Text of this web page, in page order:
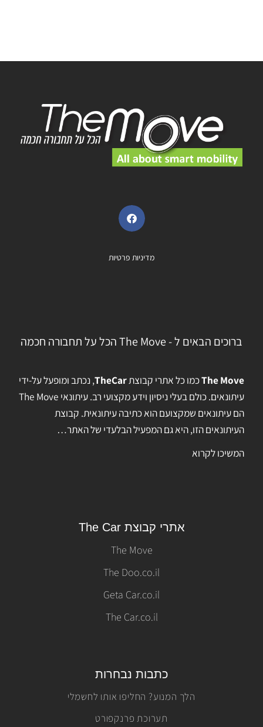
מדיניות פרטיות
ברוכים הבאים ל - The Move הכל על תחבורה חכמה
The Moveכמו כל אתרי קבוצתTheCar, נכתב ומופעל על-ידי
עיתונאים. כולם בעלי ניסיון וידע מקצועי רב. עיתונאי The Move
הם עיתונאים שמקצועם הוא כתיבה עיתונאית. קבוצת
העיתונאים הזו, היא גם המפעיל הבלעדי של האתר…
המשיכו לקרוא
אתרי קבוצת The Car
The Move
The Doo.co.il
Geta Car.co.il
The Car.co.il
כתבות נבחרות
הלך המנוע? החליפו אותו לחשמלי
תערוכת פרנקפורט